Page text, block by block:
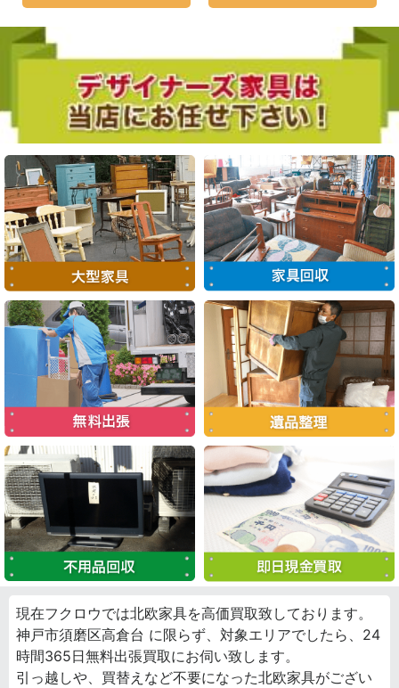
現在フクロウでは北欧家具を高価買取致しております。
神戸市須磨区高倉台 に限らず、対象エリアでしたら、24
時間365日無料出張買取にお伺い致します。
引っ越しや、買替えなど不要になった北欧家具がござい